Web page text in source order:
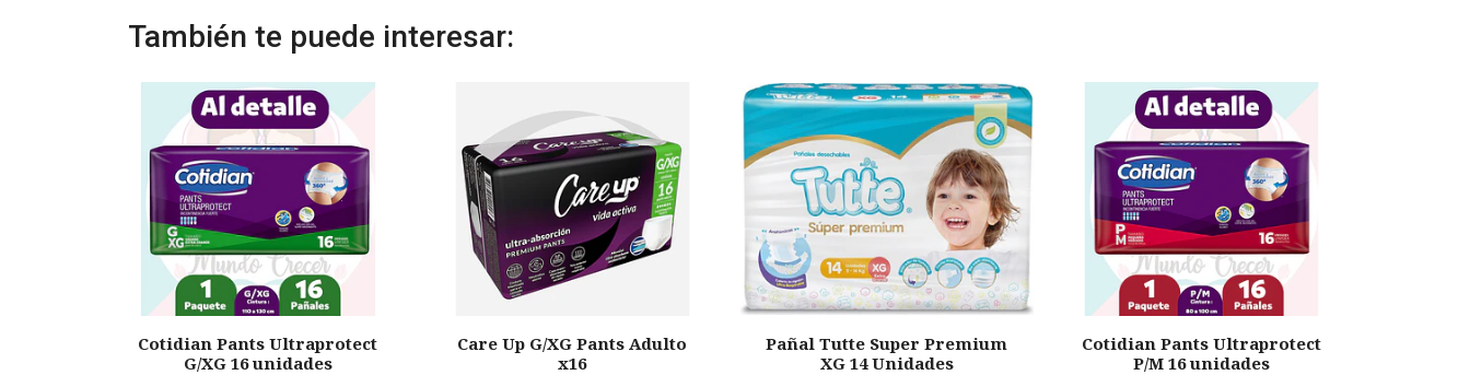
También te puede interesar:
Cotidian Pants Ultraprotect
G/XG 16 unidades
Care Up G/XG Pants Adulto
x16
Pañal Tutte Super Premium
XG 14 Unidades
Cotidian Pants Ultraprotect
P/M 16 unidades